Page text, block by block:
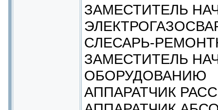
ЗАМЕСТИТЕЛЬ
СЛЕСАРЬ-
ЗАМЕСТИТЕЛЬ
ОБОРУДОВАНИЮ
АППАРАТЧИК